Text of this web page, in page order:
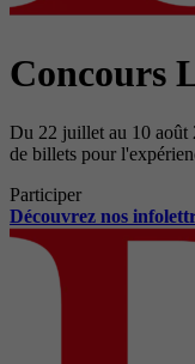
Concours
Du 22 juillet au 10 août
de billets pour
Participer
Découvrez nos